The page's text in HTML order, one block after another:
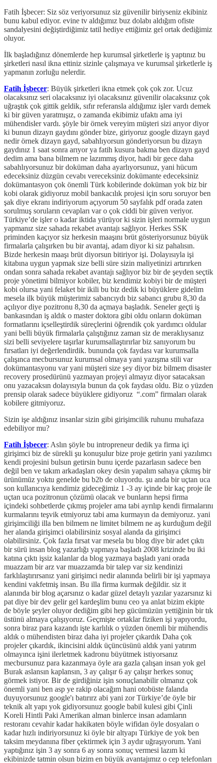
Fatih İşbecer: Siz söz veriyorsunuz siz güvenilir biriyseniz ekibiniz
bunu kabul ediyor. evine tv aldığımız buz dolabı aldığım ofiste
sandalyesini değiştirdiğimiz tatil hediye ettiğimiz gel ortak dediğimiz
oluyor.
İlk başladığınız dönemlerde hep kurumsal şirketlerle iş yaptınız bu
şirketleri nasıl ikna ettiniz sizinle çalışmaya ve kurumsal şirketlerle iş
yapmanın zorluğu nelerdir.
Fatih İşbecer: Büyük şirketleri ikna etmek çok çok zor. Ucuz
olacaksınız seri olacaksınız iyi olacaksınız güvenilir olacaksınız çok
uğraştık çok gittik geldik, sıfır referansla aldığımız işler vardı demek
ki bir güven yaratmışız, o zamanda ekibimiz ufaktı ama iyi
mühendisler vardı. şöyle bir örnek vereyim müşteri sizi arıyor diyor
ki bunun dizayn gaydını gönder bize, giriyoruz google dizayn gayd
nedir örnek dizayn gayd, sabahlıyorsun gönderiyorsun bu dizayn
gaydınız 1 saat sonra arıyor ya fatih kusura bakma ben dizayn gayd
dedim ama bana bilmem ne lazımmış diyor, hadi bir gece daha
sabahlıyorsunuz bir doküman daha ayarlıyorsunuz, yani hücum
edeceksiniz düzgün cevabı vereceksiniz dokümante edeceksiniz
dokümantasyon çok önemli Türk kobilerinde doküman yok biz bir
kobi olarak gidiyoruz mobil bankacılık projesi için soru soruyor ben
şak diye ekranı indiriyorum açıyorum 50 sayfalık pdf orada zaten
sorulmuş soruların cevapları var o çok ciddi bir güven veriyor.
Türkiye’de işler o kadar iktida yürüyor ki sizin işleri normale uygun
yapmanız size sahada rekabet avantajı sağlıyor. Herkes SSK
priminden kaçıyor siz herkesin maaşını brüt gösteriyorsunuz büyük
firmalarla çalışırken bu bir avantaj, adam diyor ki siz pahalısın.
Bizde herkesin maaşı brüt diyorsun bitiriyor işi. Dolayısıyla işi
kitabına uygun yapmak size belli süre sizin maliyetinizi artırırken
ondan sonra sahada rekabet avantajı sağlıyor biz bir de şeyden seçtik
proje yönetimi bilmiyor kobiler, biz kendimiz kobiyi bir de müşteri
kobi olursa yani felaket bir ikili bu biz dedik ki büyüklere gidelim
mesela ilk büyük müşterimiz sabancıydı biz sabancı grubu 8,30 da
açılıyor diye pozitronu 8,30 da açmaya başladık. Seneler geçti iş
bankasından iş aldık o master doktora gibi oldu onların doküman
formatlarını içselleştirdik süreçlerini öğrendik çok yardımcı oldular
yani belli büyük firmalarla çalıştığınız zaman siz de meraklıysanız
sizi belli seviyelere taşırlar kurumsallaştırırlar biz sanıyorum bu
fırsatları iyi değerlendirdik. bununda çok faydası var kurumsalla
çalışınca mecbursunuz kurumsal olmaya yani yazışma stili var
dokümantasyonu var yani müşteri size şey diyor biz bilmem disaster
recovery prosedürünü yazmayan projeyi almayız diyor satacaksan
onu yazacaksın dolayısıyla bunun da çok faydası oldu. Biz o yüzden
prensip olarak sadece büyüklere gidiyoruz “.com” firmaları olarak
kobilere gitmiyoruz.
Sizin işe aldığınız insanlar sizin gibi girişimcilik ruhunu muhafaza
edebiliyor mu?
Fatih İşbecer: Aslın şöyle bu intropreneur dedik ya firma içi
girişimci biz de sürekli şu konuşulur bize proje getirin yani yazılımcı
kendi projesini bulsun getirsin bunu içerde pazarlasın sadece ben
değil ben ve takım arkadaşları okey desin yapalım sahaya çıkmış bir
ürünümüz yoktu genelde bu b2b de oluyordu. şu anda bir uçtan uca
son kullanıcıya kendimiz gideceğimiz 1 -3 ay içinde bir kaç proje ile
uçtan uca pozitronun çözümü olacak ve bunların hepsi firma
içindeki sohbetlerde çıkmış projeler ama tabi ayrılıp kendi firmalarını
kurmalarını teşvik etmiyoruz tabi ama kurmayın da demiyoruz. yani
girişimciliği illa ben bilmem ne limitet bilmem ne aş kurduğum değil
her alanda girişimci olabilirsiniz sosyal alanda da girişimci
olabilirsiniz. Çok fazla fırsat var mesela bu blog diye bir adet çıktı
bir sürü insan blog yazarlığı yapmaya başladı 2008 krizinde bu iki
katına çıktı işsiz kalanlar da blog yazmaya başladı yani orada
muazzam bir arz var muazzamda bir talep var siz kendinizi
farklılaştırırsanız yani girişimci nedir alanında belirli bir işi yapmaya
kendini vakfetmiş insan. Bu illa firma kurmak değildir. siz it
alanında bir blog açarsınız o kadar güzel detaylı yazılar yazarsınız ki
pat diye bir dev gelir gel kardeşlim bunu ceo ya anlat bizim ekipte
de böyle şeyler oluyor dediğim gibi hep gücümüzün yettiğinin bir tık
üstünü almaya çalışıyoruz. Geçmişte ortaklar fiziken işi yapıyordu,
sonra biraz para kazandı işte karlılık o yüzden önemli bir mühendis
aldık o mühendisten biraz daha iyi projeler çıkardık Daha çok
projeler çıkardık, ikincisini aldık üçüncüsünü aldık yani yatırım
olmayınca işini ilerletmek kadronu büyütmek istiyorsanız
mecbursunuz para kazanmaya öyle ara gazla çalışan insan yok gel
Burak aslansın kaplansın, 3 ay çalışır 6 ay çalışır herkes sonuç
görmek istiyor. Bir de girdiğiniz işin sonuçlanabilir olmanız çok
önemli yani ben asp ye rakip olacağım hani otobüste falanda
duyuyorsunuz google'ı batırırz abi yani zor Türkiye’de öyle bir
teknik alt yapı yok gidiyorsunuz google babil kulesi gibi Çinli
Koreli Hintli Paki Amerikan alman binlerce insan adamların
restoranı cevahir kadar hakikaten böyle wifidan öyle dosyaları o
kadar hızlı indiriyorsunuz ki öyle bir altyapı Türkiye de yok ben
taksim meydanına fiber çektirmek için 3 aydır uğraşıyorum. Yani
yaptığınız işin 3 ay sonra 6 ay sonra sonuç vermesi lazım ki
ekibinizde tatmin olsun bizim en büyük avantajımız o cep telefonları